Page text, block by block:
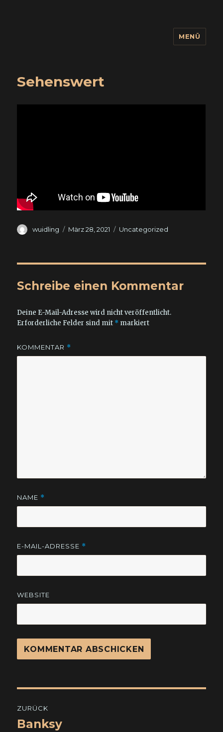
MENÜ
Sehenswert
Autor
wuidling
Veröffentlicht
März 28, 2021 Kategorien
Uncategorized
Schreibe einen Kommentar
Deine E-Mail-Adresse wird nicht veröffentlicht.
Erforderliche Felder sind mit * markiert
KOMMENTAR *
NAME *
E-MAIL-ADRESSE *
WEBSITE
ZURÜCK
Vorheriger
Banksy